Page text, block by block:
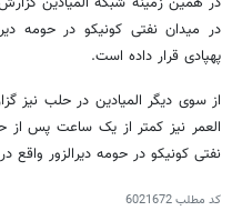
در میدان نفتی کونیکو در حومه
پهپادی قرار داده است.
از سوی دیگر المیادین در حلب نیز
العمر نیز کمتر از یک ساعت پس از
نفتی کونیکو در حومه دیرالزور
کد مطلب6021672